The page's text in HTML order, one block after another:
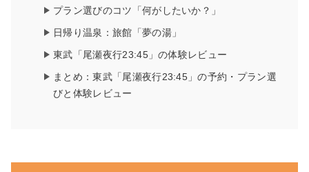
プラン選びのコツ「何がしたいか？」
日帰り温泉：旅館「夢の湯」
東武「尾瀬夜行23:45」の体験レビュー
まとめ：東武「尾瀬夜行23:45」の予約・プラン選
びと体験レビュー